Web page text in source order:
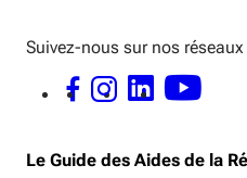
Suivez-nous sur nos réseaux
FACEBOOK - OUVERTURE DANS UNE
INSTAGRAM - OUVERTURE
LINKEDIN - OUVERTURE
YOUTUBE -
Le Guide des Aides de la